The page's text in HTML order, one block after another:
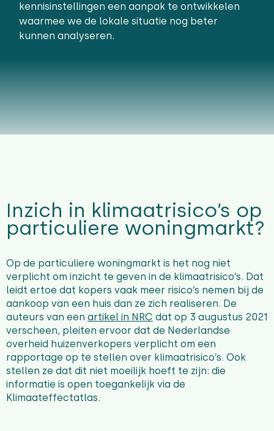
kennisinstellingen een aanpak te ontwikkelen
waarmee we de lokale situatie nog beter
kunnen analyseren.
Inzich in klimaatrisico’s op
particuliere woningmarkt?
Op de particuliere woningmarkt is het nog niet
verplicht om inzicht te geven in de klimaatrisico’s. Dat
leidt ertoe dat kopers vaak meer risico’s nemen bij de
aankoop van een huis dan ze zich realiseren. De
auteurs van een artikel in NRC dat op 3 augustus 2021
verscheen, pleiten ervoor dat de Nederlandse
overheid huizenverkopers verplicht om een
rapportage op te stellen over klimaatrisico’s. Ook
stellen ze dat dit niet moeilijk hoeft te zijn: die
informatie is open toegankelijk via de
Klimaateffectatlas.